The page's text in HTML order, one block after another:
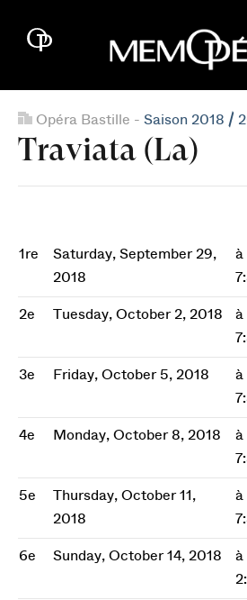
Opéra Bastille - Saison 2018 /
Traviata (La)
1re
Saturday, September 29,
2018
à
2e Tuesday, October 2, 2018
à
3e Friday, October 5, 2018
à
4e Monday, October 8, 2018
à
5e
Thursday, October 11,
2018
à
6e Sunday, October 14, 2018
à